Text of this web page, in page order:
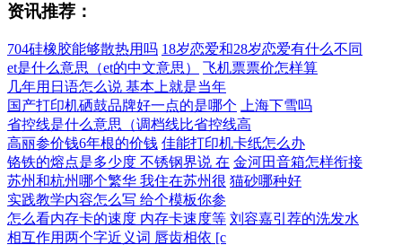
资讯推荐：
704硅橡胶能够散热用吗 18岁恋爱和28岁恋爱有什么不同
et是什么意思（et的中文意思）
飞机票票价怎样算
几年用日语怎么说 基本上就是当年
国产打印机硒鼓品牌好一点的是哪个
上海下雪吗
省控线是什么意思（调档线比省控线高
高丽参价钱6年根的价钱 佳能打印机卡纸怎么办
铬铁的熔点是多少度 不锈钢界说 在 金河田音箱怎样衔接
苏州和杭州哪个繁华 我住在苏州很 猫砂哪种好
实践教学内容怎么写 给个模板你参
怎么看内存卡的速度 内存卡速度等 刘容嘉引荐的洗发水
相互作用两个字近义词 唇齿相依 [c